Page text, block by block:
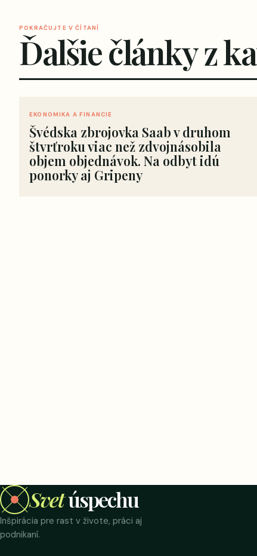
POKRAČUJTE V ČÍTANÍ
Ďalšie články z
EKONOMIKA A FINANCIE
Švédska zbrojovka Saab v druhom
štvrťroku viac než zdvojnásobila
objem objednávok. Na odbyt idú
ponorky aj Gripeny
Svetúspechu
Inšpirácia pre rast v živote, práci aj
podnikaní.